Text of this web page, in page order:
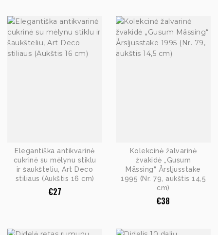
Elegantiška antikvarinė
cukrinė su mėlynu stiklu
ir šaukšteliu, Art Deco
stiliaus (Aukštis 16 cm)
€27
Kolekcinė žalvarinė
žvakidė „Gusum
Mässing“ Årsljusstake
1995 (Nr. 79, aukštis 14,5
cm)
€38